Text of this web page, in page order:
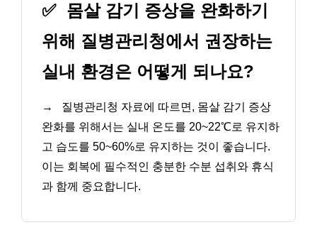
✅ 몸살 감기 증상을 완화하기
위해 질병관리청에서 권장하는
실내 환경은 어떻게 되나요?
→
질병관리청 자료에 따르면, 몸살 감기 증상
완화를 위해서는 실내 온도를 20~22℃로 유지하
고 습도를 50~60%로 유지하는 것이 좋습니다.
이는 회복에 필수적인 충분한 수분 섭취와 휴식
과 함께 중요합니다.